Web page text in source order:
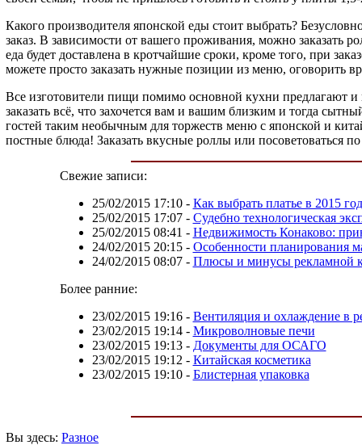
Какого производителя японской еды стоит выбрать?
заказ. В зависимости от вашего проживания, можно заказать
еда будет доставлена в кротчайшие сроки, кроме того, при
можете просто заказать нужные позиции из меню, оговорить
Все изготовители пищи помимо основной кухни предлагают и
заказать всё, что захочется вам и вашим близким и тогда
гостей таким необычным для торжеств меню с японской и
постные блюда! Заказать вкусные роллы или посоветоваться
Свежие записи:
25/02/2015 17:10- Как выбрать платье в 2015
25/02/2015 17:07- Судебно технологическая
25/02/2015 08:41 - Недвижимость Конаково:
24/02/2015 20:15- Особенности планирования
24/02/2015 08:07- Плюсы и минусы рекламной
Более ранние:
23/02/2015 19:16- Вентиляция и охлаждение в
23/02/2015 19:14- Микроволновые печи
23/02/2015 19:13- Документы для ОСАГО
23/02/2015 19:12 - Китайская косметика
23/02/2015 19:10- Блистерная упаковка
Вы здесь: Разное